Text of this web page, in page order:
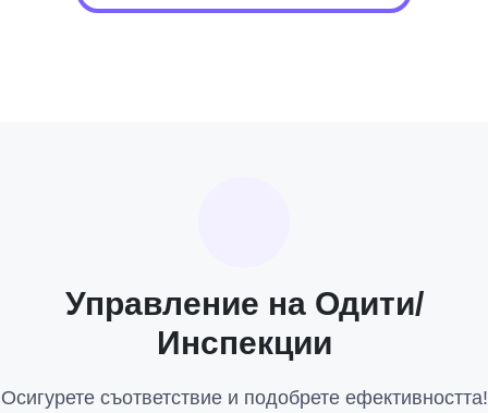
Управление на Одити/
Инспекции
Осигурете съответствие и подобрете ефективността!